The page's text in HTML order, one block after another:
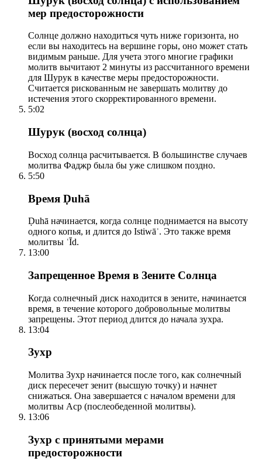
мер предосторожности
Солнце должно находиться чуть ниже горизонта, но
если вы находитесь на вершине горы, оно может стать
видимым раньше. Для учета этого многие графики
молитв вычитают 2 минуты из рассчитанного времени
для Шурук в качестве меры предосторожности.
Считается рискованным не завершать молитву до
истечения этого скорректированного времени.
5:02
Шурук (восход солнца)
Восход солнца расчитывается. В большинстве случаев
молитва Фаджр была бы уже слишком поздно.
5:50
Время Ḍuhā
Ḍuhā начинается, когда солнце поднимается на высоту
одного копья, и длится до Istiwāʾ. Это также время
молитвы ʿĪd.
13:00
Запрещенное Время в Зените Солнца
Когда солнечный диск находится в зените, начинается
время, в течение которого добровольные молитвы
запрещены. Этот период длится до начала зухра.
13:04
Зухр
Молитва Зухр начинается после того, как солнечный
диск пересечет зенит (высшую точку) и начнет
снижаться. Она завершается с началом времени для
молитвы Аср (послеобеденной молитвы).
13:06
Зухр с принятыми мерами
предосторожности